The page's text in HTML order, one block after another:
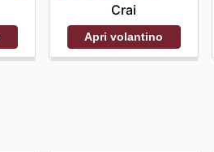
Crai
Apri volantino